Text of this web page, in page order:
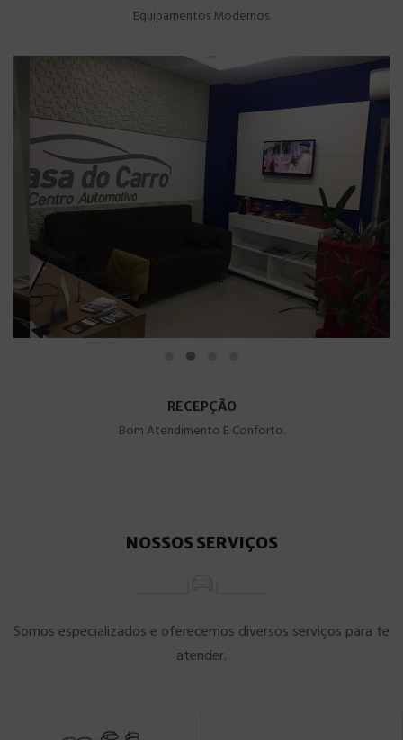
Equipamentos Modernos.
RECEPÇÃO
Bom Atendimento E Conforto.
NOSSOS SERVIÇOS
Somos especializados e oferecemos diversos serviços para te
atender.